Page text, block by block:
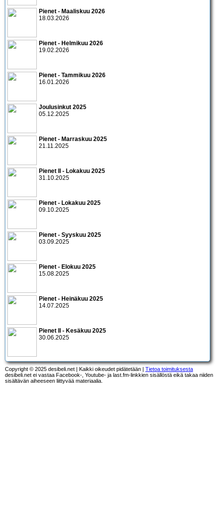
Pienet - Maaliskuu 2026
18.03.2026
Pienet - Helmikuu 2026
19.02.2026
Pienet - Tammikuu 2026
16.01.2026
Joulusinkut 2025
05.12.2025
Pienet - Marraskuu 2025
21.11.2025
Pienet II - Lokakuu 2025
31.10.2025
Pienet - Lokakuu 2025
09.10.2025
Pienet - Syyskuu 2025
03.09.2025
Pienet - Elokuu 2025
15.08.2025
Pienet - Heinäkuu 2025
14.07.2025
Pienet II - Kesäkuu 2025
30.06.2025
Copyright © 2025 desibeli.net | Kaikki oikeudet pidätetään | Tietoa toimituksesta
desibeli.net ei vastaa Facebook-, Youtube- ja last.fm-linkkien sisällöstä eikä takaa niiden
sisältävän aiheeseen liittyvää materiaalia.